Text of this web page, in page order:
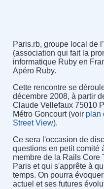
Paris.rb, groupe local de
(association qui fait la
informatique Ruby en
Apéro Ruby.
Cette rencontre se
décembre 2008, à partir
Claude Vellefaux 75010
Métro Goncourt (voir plan
Street View).
Ce sera l'occasion de
questions en petit comité
membre de la Rails Core
Paris et qui s'apprête à
temps. On pourra
actuel et ses futures